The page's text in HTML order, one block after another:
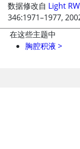
数据修改自 Light RW
346:1971–1977,
在这些主题中
胸腔积液 >